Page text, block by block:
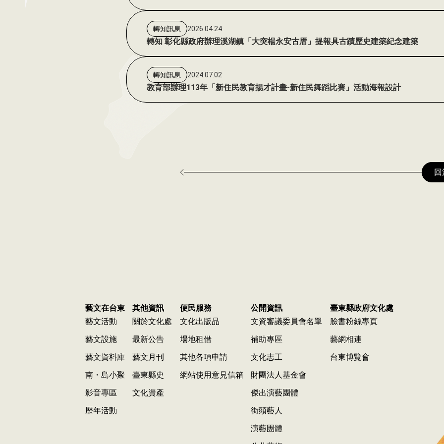
轉知訊息 2026.04.24
轉知 彰化縣政府辦理溪湖鎮「大突楊永安古厝」提報具古蹟歷史建築紀念建築
轉知訊息 2024.07.02
教育部辦理113年「新住民教育揚才計畫-新住民舞蹈比賽」活動海報設計
藝文在台東
藝文活動
藝文設施
藝文資料庫
南・島小聚
影音專區
歷年活動
其他資訊
關於文化處
最新公告
藝文月刊
臺東縣史
文化資產
便民服務
文化出版品
場地租借
其他各項申請
網站使用意見信箱
公開資訊
文資審議委員會名單
補助專區
文化志工
財團法人基金會
傑出演藝團體
街頭藝人
演藝團體
臺東縣政府文化處
臉書粉絲專頁
藝網相連
台東博覽會